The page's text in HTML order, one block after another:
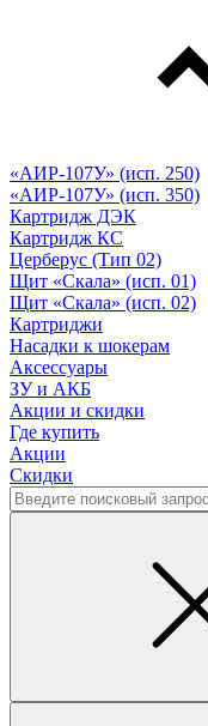
«АИР-107У» (исп. 250)
«АИР-107У» (исп. 350)
Картридж ДЭК
Картридж КС
Церберус (Тип 02)
Щит «Скала» (исп. 01)
Щит «Скала» (исп. 02)
Картриджи
Насадки к шокерам
Аксессуары
ЗУ и АКБ
Акции и скидки
Где купить
Акции
Скидки